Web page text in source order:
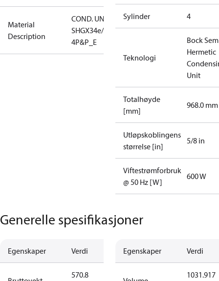
Material
Description
COND. UNIT
SHGX34e/255-
4P&P_E
Sylinder 4
Teknologi
Bock
Hermetic
Unit
Totalhøyde
[mm]
968.0 mm
Utløpskoblingens
størrelse [in]
5/8 in
Viftestrømforbruk
@ 50 Hz [W]
600 W
Generelle spesifikasjoner
Egenskaper Verdi
570.8
Egenskaper Verdi
1031.917